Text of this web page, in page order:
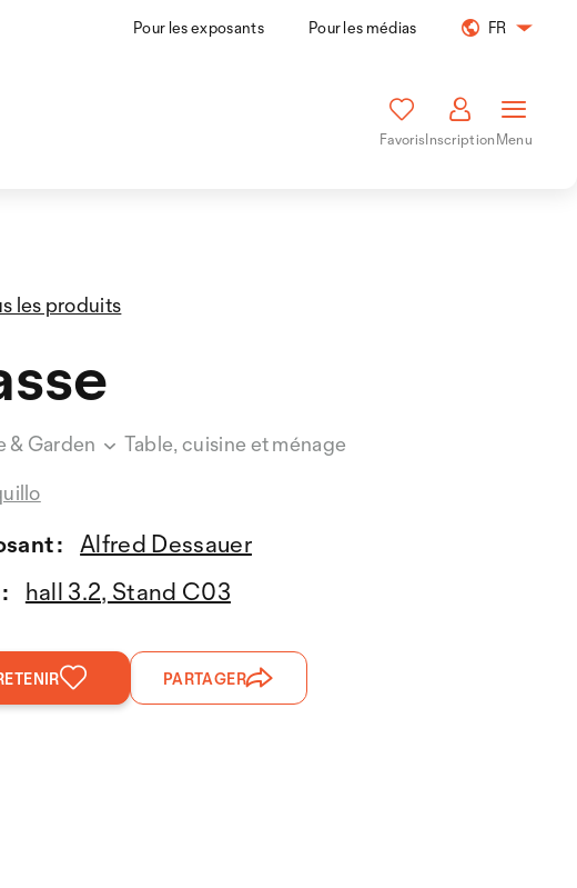
Pour les exposants Pour les médias FR
FavorisInscriptionMenu
les produits
& Garden
Table, cuisine et ménage
:
Alfred Dessauer
hall 3.2, Stand C03
PARTAGER